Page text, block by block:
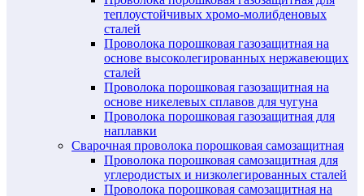
теплоустойчивых хромо-молибденовых
сталей
Проволока порошковая газозащитная на
основе высоколегированных нержавеющих
сталей
Проволока порошковая газозащитная на
основе никелевых сплавов для чугуна
Проволока порошковая газозащитная для
наплавки
Сварочная проволока порошковая самозащитная
Проволока порошковая самозащитная для
углеродистых и низколегированных сталей
Проволока порошковая самозащитная на